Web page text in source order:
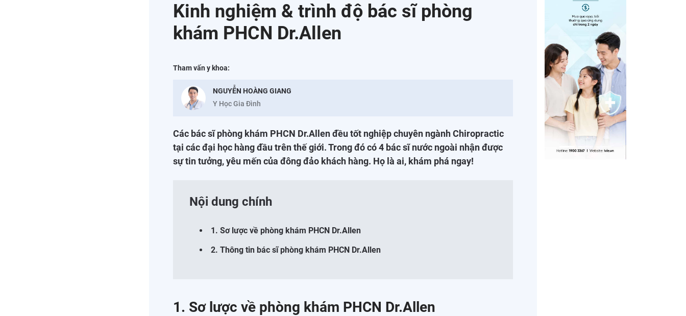
Kinh nghiệm & trình độ bác sĩ phòng
khám PHCN Dr.Allen
Tham vấn y khoa:
NGUYỄN HOÀNG GIANG
Y Học Gia Đình
Các bác sĩ phòng khám PHCN Dr.Allen đều tốt nghiệp chuyên ngành Chiropractic
tại các đại học hàng đầu trên thế giới. Trong đó có 4 bác sĩ nước ngoài nhận được
sự tin tưởng, yêu mến của đông đảo khách hàng. Họ là ai, khám phá ngay!
Nội dung chính
1. Sơ lược về phòng khám PHCN Dr.Allen
2. Thông tin bác sĩ phòng khám PHCN Dr.Allen
1. Sơ lược về phòng khám PHCN Dr.Allen